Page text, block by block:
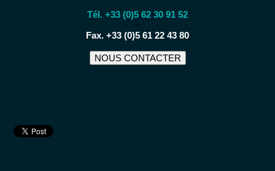
Tél. +33 (0)5 62 30 91 52
−
Fax. +33 (0)5 61 22 43 80
NOUS CONTACTER